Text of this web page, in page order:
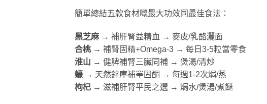
簡單總結五款食材嘅最大功效同最佳食法：
黑芝麻 → 補肝腎益精血 → 麥皮/乳酪灑面
合桃→ 補腎固精+Omega-3 → 每日3-5粒當零食
淮山 → 健脾補腎三臟同補 → 煲湯/清炒
蠔 → 天然鋅庫補睪固酮 → 每週1-2次焗/蒸
枸杞 → 滋補肝腎平民之選 → 焗水/煲湯/煮餸